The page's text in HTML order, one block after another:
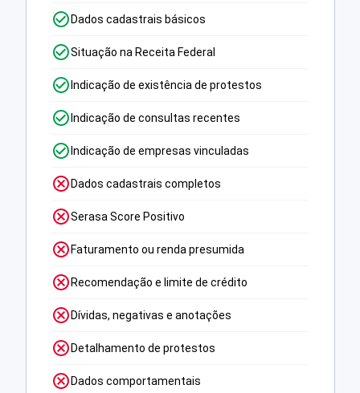
Dados cadastrais básicos
Situação na Receita Federal
Indicação de existência de protestos
Indicação de consultas recentes
Indicação de empresas vinculadas
Dados cadastrais completos
Serasa Score Positivo
Faturamento ou renda presumida
Recomendação e limite de crédito
Dívidas, negativas e anotações
Detalhamento de protestos
Dados comportamentais